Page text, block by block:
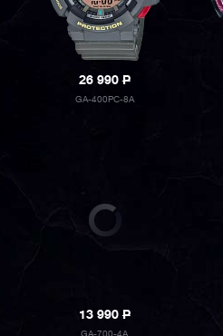
26 990P
GA-400PC-8A
13 990P